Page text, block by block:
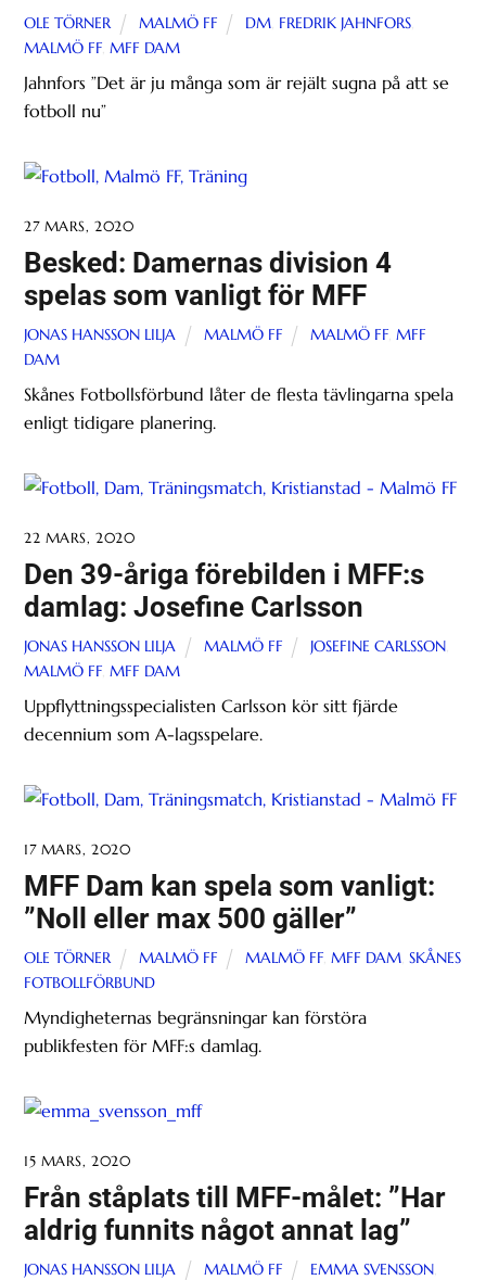
OLE TÖRNER MALMÖ FF DM, FREDRIK JAHNFORS,
MALMÖ FF,MFF DAM
Jahnfors ”Det är ju många som är rejält sugna på att se
fotboll nu”
27 MARS, 2020
Besked: Damernas division 4
spelas som vanligt för MFF
JONAS HANSSON LILJA MALMÖ FF MALMÖ FF,MFF
DAM
Skånes Fotbollsförbund låter de flesta tävlingarna spela
enligt tidigare planering.
22 MARS, 2020
Den 39-åriga förebilden i MFF:s
damlag: Josefine Carlsson
JONAS HANSSON LILJA MALMÖ FF JOSEFINE CARLSSON,
MALMÖ FF,MFF DAM
Uppflyttningsspecialisten Carlsson kör sitt fjärde
decennium som A-lagsspelare.
17 MARS, 2020
MFF Dam kan spela som vanligt:
”Noll eller max 500 gäller”
OLE TÖRNER MALMÖ FF MALMÖ FF,MFF DAM,SKÅNES
FOTBOLLFÖRBUND
Myndigheternas begränsningar kan förstöra
publikfesten för MFF:s damlag.
15 MARS, 2020
Från ståplats till MFF-målet: ”Har
aldrig funnits något annat lag”
JONAS HANSSON LILJA MALMÖ FF EMMA SVENSSON,